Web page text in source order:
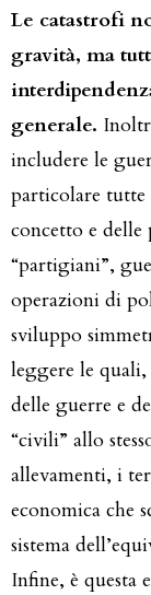
Le catastrofi
gravità, ma
generale.
includere le
particolare
concetto e
“partigiani”,
operazioni di
sviluppo
leggere le
delle guerre e
“civili” allo
allevamenti, i
economica che
sistema
Infine, è questa